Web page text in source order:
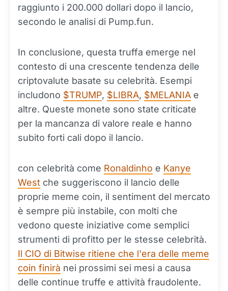
raggiunto i 200.000 dollari dopo il lancio,
secondo le analisi di Pump.fun.
In conclusione, questa truffa emerge nel
contesto di una crescente tendenza delle
criptovalute basate su celebrità. Esempi
includono $TRUMP, $LIBRA, $MELANIA e
altre. Queste monete sono state criticate
per la mancanza di valore reale e hanno
subito forti cali dopo il lancio.
con celebrità come Ronaldinho e Kanye
West che suggeriscono il lancio delle
proprie meme coin, il sentiment del mercato
è sempre più instabile, con molti che
vedono queste iniziative come semplici
strumenti di profitto per le stesse celebrità.
Il CIO di Bitwise ritiene che l'era delle meme
coin finirà nei prossimi sei mesi a causa
delle continue truffe e attività fraudolente.